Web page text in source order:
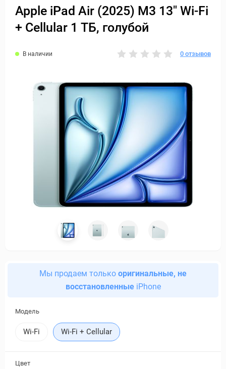
Apple iPad Air (2025) M3 13" Wi-Fi
+ Cellular 1 ТБ, голубой
В наличии 0 отзывов
Мы продаем только оригинальные, не
восстановленныеiPhone
Модель
Wi-Fi Wi-Fi + Cellular
Цвет